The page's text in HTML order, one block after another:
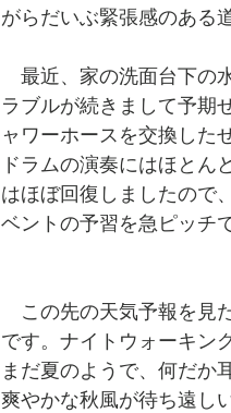
がらだいぶ緊張感のある
最近、家の洗面台下の
ラブルが続きまして予期
ャワーホースを交換した
ドラムの演奏にはほとん
はほぼ回復しましたので
ベントの予習を急ピッチ
この先の天気予報を見
です。ナイトウォーキン
まだ夏のようで、何だか
爽やかな秋風が待ち遠し